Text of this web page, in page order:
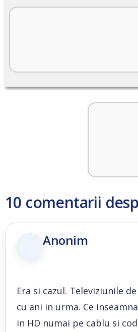
10 comentarii
Anonim
Era si cazul. Televiziunile
cu ani in urma. Ce
in HD numai pe cablu si